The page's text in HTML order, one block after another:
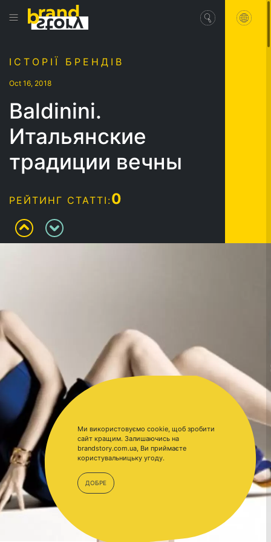
ІСТОРІЇ БРЕНДІВ
Oct 16, 2018
Baldinini.
Итальянские
традиции вечны
РЕЙТИНГ СТАТТІ:0
Ми використовуємо cookie, щоб зробити
сайт кращим. Залишаючись на
brandstory.com.ua, Ви приймаєте
користувальницьку угоду.
ДОБРЕ